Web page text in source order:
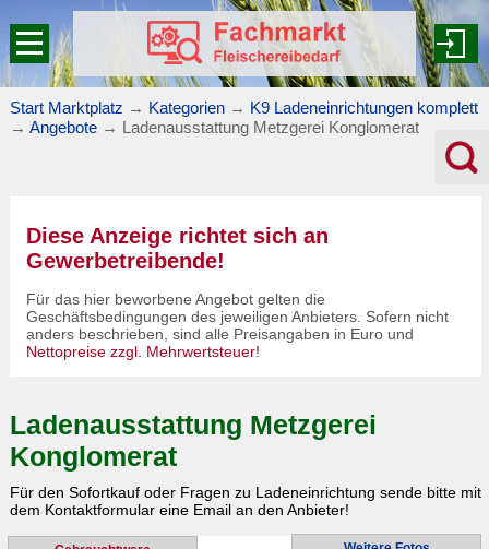
Start Marktplatz → Kategorien → K9 Ladeneinrichtungen komplett
→ Angebote → Ladenausstattung Metzgerei Konglomerat
Diese Anzeige richtet sich an
Gewerbetreibende!
Für das hier beworbene Angebot gelten die
Geschäftsbedingungen des jeweiligen Anbieters. Sofern nicht
anders beschrieben, sind alle Preisangaben in Euro und
Nettopreise zzgl. Mehrwertsteuer!
Ladenausstattung Metzgerei
Konglomerat
Für den Sofortkauf oder Fragen zu Ladeneinrichtung sende bitte mit
dem Kontaktformular eine Email an den Anbieter!